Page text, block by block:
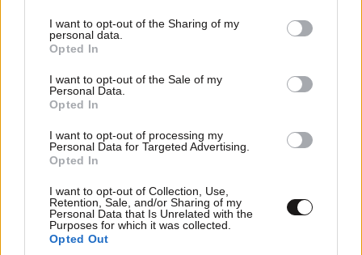
not limited to your visit or usage behaviour. You may click to
grant or deny consent to Google and its third-party tags to
use your data for below specified purposes in below Google
consent section.
I want to opt-out of the Sharing of my
personal data.
Opted In
I want to opt-out of the Sale of my
Personal Data.
Opted In
I want to opt-out of processing my
Personal Data for Targeted Advertising.
Opted In
I want to opt-out of Collection, Use,
Retention, Sale, and/or Sharing of my
Personal Data that Is Unrelated with the
Purposes for which it was collected.
Opted Out